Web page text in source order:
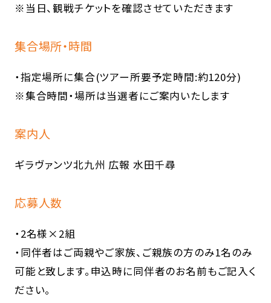
※当日、観戦チケットを確認させていただきます
集合場所・時間
・指定場所に集合(ツアー所要予定時間:約120分)
※集合時間・場所は当選者にご案内いたします
案内人
ギラヴァンツ北九州 広報 水田千尋
応募人数
・2名様×2組
・同伴者はご両親やご家族、ご親族の方のみ1名のみ
可能と致します。申込時に同伴者のお名前もご記入く
ださい。